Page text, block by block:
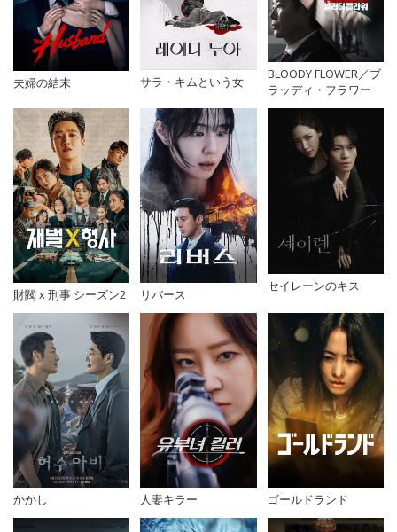
夫婦の結末 サラ・キムという女
BLOODY FLOWER／ブ
ラッディ・フラワー
財閥 x 刑事 シーズン2 リバース
セイレーンのキス
かかし 人妻キラー ゴールドランド